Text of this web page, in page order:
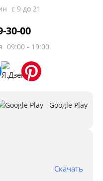
с 9 до 21
30-00
09:00 - 19:00
Google Play
Скачать